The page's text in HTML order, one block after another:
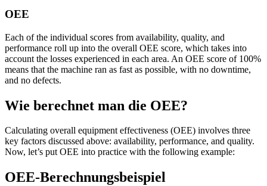
OEE
Each of the individual scores from availability, quality, and
performance roll up into the overall OEE score, which takes into
account the losses experienced in each area. An OEE score of 100%
means that the machine ran as fast as possible, with no downtime,
and no defects.
Wie berechnet man die OEE?
Calculating overall equipment effectiveness (OEE) involves three
key factors discussed above: availability, performance, and quality.
Now, let’s put OEE into practice with the following example:
OEE-Berechnungsbeispiel